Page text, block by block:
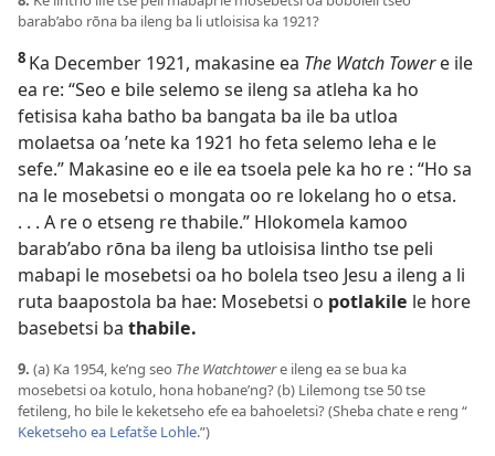
barab’abo rōna ba ileng ba li utloisisa ka 1921?
8 Ka December 1921, makasine ea The Watch Towere ile
ea re: “Seo e bile selemo se ileng sa atleha ka ho
fetisisa kaha batho ba bangata ba ile ba utloa
molaetsa oa ’nete ka 1921 ho feta selemo leha e le
sefe.” Makasine eo e ile ea tsoela pele ka ho re : “Ho sa
na le mosebetsi o mongata oo re lokelang ho o etsa.
. . . A re o etseng re thabile.” Hlokomela kamoo
barab’abo rōna ba ileng ba utloisisa lintho tse peli
mabapi le mosebetsi oa ho bolela tseo Jesu a ileng a li
ruta baapostola ba hae: Mosebetsi o potlakile le hore
basebetsi ba thabile.
9. (a) Ka 1954, ke’ng seo The Watchtowere ileng ea se bua ka
mosebetsi oa kotulo, hona hobane’ng? (b) Lilemong tse 50 tse
fetileng, ho bile le keketseho efe ea bahoeletsi? (Sheba chate e reng “
Keketseho ea Lefatše Lohle.”)